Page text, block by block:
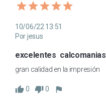
10/06/22 13:51
Por jesus
excelentes  calcomanias
gran calidad en la impresión
0 0